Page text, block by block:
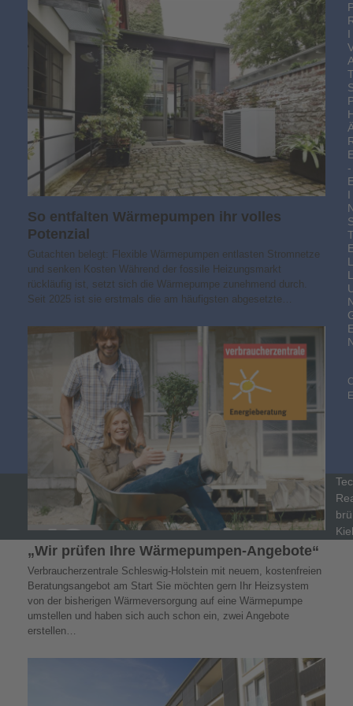
So entfalten Wärmepumpen ihr volles
Potenzial
Gutachten belegt: Flexible Wärmepumpen entlasten Stromnetze
und senken Kosten Während der fossile Heizungsmarkt
rückläufig ist, setzt sich die Wärmepumpe zunehmend durch.
Seit 2025 ist sie erstmals die am häufigsten abgesetzte…
„Wir prüfen Ihre Wärmepumpen-Angebote“
Verbraucherzentrale Schleswig-Holstein mit neuem, kostenfreien
Beratungsangebot am Start Sie möchten gern Ihr Heizsystem
von der bisherigen Wärmeversorgung auf eine Wärmepumpe
umstellen und haben sich auch schon ein, zwei Angebote
erstellen…
I
-
I
L
L
Kiel